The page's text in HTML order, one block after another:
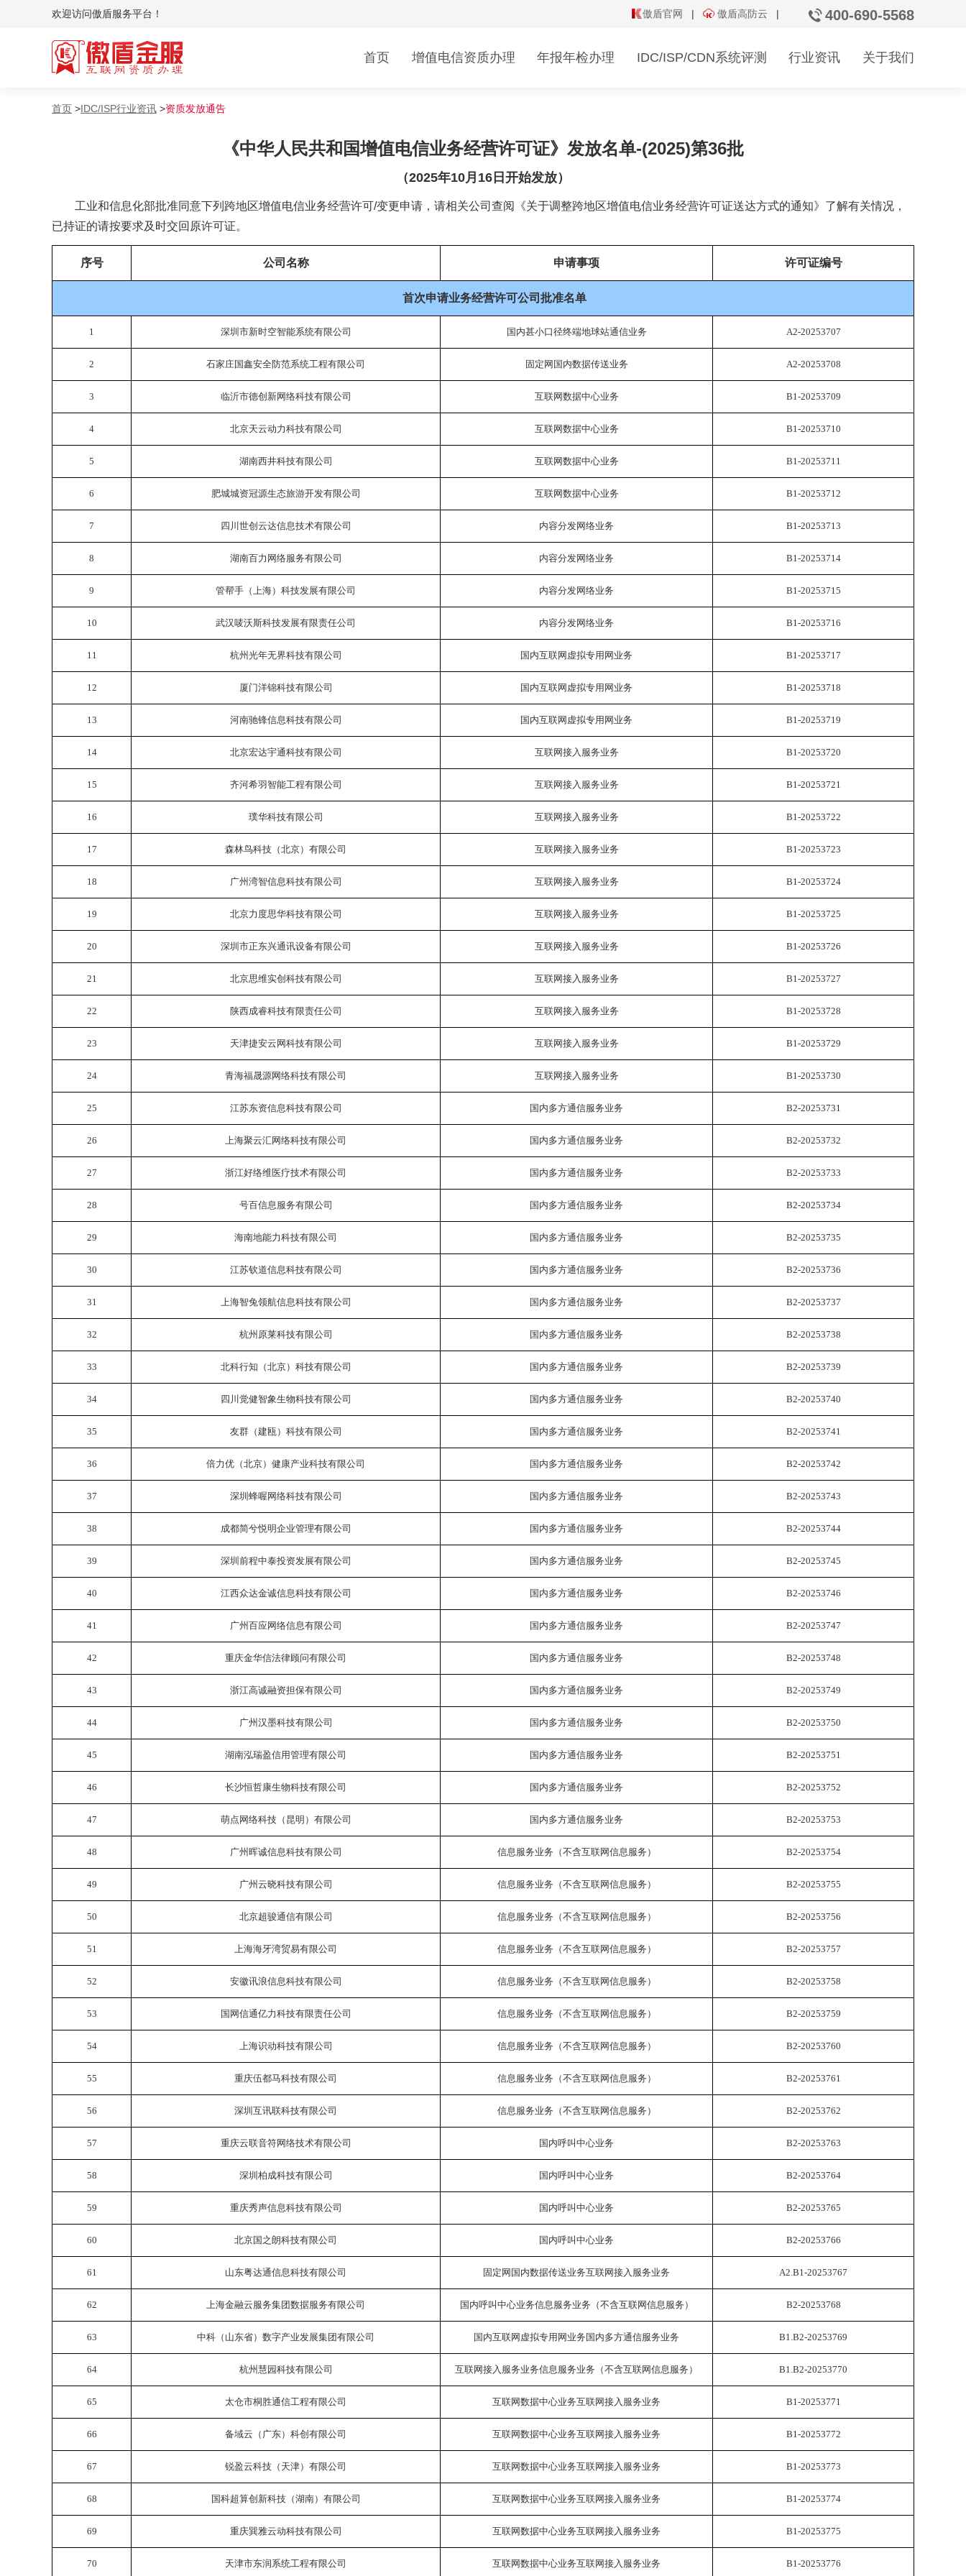
欢迎访问傲盾服务平台！ 傲盾官网 | 傲盾高防云 | 400-690-5568
首页 增值电信资质办理 年报年检办理 IDC/ISP/CDN系统评测 行业资讯 关于我们
变更/年检 变更 年检
备案管理系统评测
行业年度报告 行业产业资讯 资质发放通告
公司简介 企业文化 联系我们
首页 >IDC/ISP行业资讯 >资质发放通告
《中华人民共和国增值电信业务经营许可证》发放名单-(2025)第36批
（2025年10月16日开始发放）
工业和信息化部批准同意下列跨地区增值电信业务经营许可/变更申请，请相关公司查阅《关于调整跨地区增值电信业务经营许可证送达方式的通知》了解有关情况，
已持证的请按要求及时交回原许可证。
序号 公司名称 申请事项 许可证编号
首次申请业务经营许可公司批准名单
1 深圳市新时空智能系统有限公司 国内甚小口径终端地球站通信业务 A2-20253707
2 石家庄国鑫安全防范系统工程有限公司 固定网国内数据传送业务 A2-20253708
3 临沂市德创新网络科技有限公司 互联网数据中心业务 B1-20253709
4 北京天云动力科技有限公司 互联网数据中心业务 B1-20253710
5 湖南西井科技有限公司 互联网数据中心业务 B1-20253711
6 肥城城资冠源生态旅游开发有限公司 互联网数据中心业务 B1-20253712
7 四川世创云达信息技术有限公司 内容分发网络业务 B1-20253713
8 湖南百力网络服务有限公司 内容分发网络业务 B1-20253714
9 管帮手（上海）科技发展有限公司 内容分发网络业务 B1-20253715
10 武汉唛沃斯科技发展有限责任公司 内容分发网络业务 B1-20253716
11 杭州光年无界科技有限公司 国内互联网虚拟专用网业务 B1-20253717
12 厦门洋锦科技有限公司 国内互联网虚拟专用网业务 B1-20253718
13 河南驰锋信息科技有限公司 国内互联网虚拟专用网业务 B1-20253719
14 北京宏达宇通科技有限公司 互联网接入服务业务 B1-20253720
15 齐河希羽智能工程有限公司 互联网接入服务业务 B1-20253721
16 璞华科技有限公司 互联网接入服务业务 B1-20253722
17 森林鸟科技（北京）有限公司 互联网接入服务业务 B1-20253723
18 广州湾智信息科技有限公司 互联网接入服务业务 B1-20253724
19 北京力度思华科技有限公司 互联网接入服务业务 B1-20253725
20 深圳市正东兴通讯设备有限公司 互联网接入服务业务 B1-20253726
21 北京思维实创科技有限公司 互联网接入服务业务 B1-20253727
22 陕西成睿科技有限责任公司 互联网接入服务业务 B1-20253728
23 天津捷安云网科技有限公司 互联网接入服务业务 B1-20253729
24 青海福晟源网络科技有限公司 互联网接入服务业务 B1-20253730
25 江苏东资信息科技有限公司 国内多方通信服务业务 B2-20253731
26 上海聚云汇网络科技有限公司 国内多方通信服务业务 B2-20253732
27 浙江好络维医疗技术有限公司 国内多方通信服务业务 B2-20253733
28 号百信息服务有限公司 国内多方通信服务业务 B2-20253734
29 海南地能力科技有限公司 国内多方通信服务业务 B2-20253735
30 江苏钦道信息科技有限公司 国内多方通信服务业务 B2-20253736
31 上海智兔领航信息科技有限公司 国内多方通信服务业务 B2-20253737
32 杭州原莱科技有限公司 国内多方通信服务业务 B2-20253738
33 北科行知（北京）科技有限公司 国内多方通信服务业务 B2-20253739
34 四川觉健智象生物科技有限公司 国内多方通信服务业务 B2-20253740
35 友群（建瓯）科技有限公司 国内多方通信服务业务 B2-20253741
36 倍力优（北京）健康产业科技有限公司 国内多方通信服务业务 B2-20253742
37 深圳蜂喔网络科技有限公司 国内多方通信服务业务 B2-20253743
38 成都简兮悦明企业管理有限公司 国内多方通信服务业务 B2-20253744
39 深圳前程中泰投资发展有限公司 国内多方通信服务业务 B2-20253745
40 江西众达金诚信息科技有限公司 国内多方通信服务业务 B2-20253746
41 广州百应网络信息有限公司 国内多方通信服务业务 B2-20253747
42 重庆金华信法律顾问有限公司 国内多方通信服务业务 B2-20253748
43 浙江高诚融资担保有限公司 国内多方通信服务业务 B2-20253749
44 广州汉墨科技有限公司 国内多方通信服务业务 B2-20253750
45 湖南泓瑞盈信用管理有限公司 国内多方通信服务业务 B2-20253751
46 长沙恒哲康生物科技有限公司 国内多方通信服务业务 B2-20253752
47 萌点网络科技（昆明）有限公司 国内多方通信服务业务 B2-20253753
48 广州晖诚信息科技有限公司 信息服务业务（不含互联网信息服务） B2-20253754
49 广州云晓科技有限公司 信息服务业务（不含互联网信息服务） B2-20253755
50 北京超骏通信有限公司 信息服务业务（不含互联网信息服务） B2-20253756
51 上海海牙湾贸易有限公司 信息服务业务（不含互联网信息服务） B2-20253757
52 安徽讯浪信息科技有限公司 信息服务业务（不含互联网信息服务） B2-20253758
53 国网信通亿力科技有限责任公司 信息服务业务（不含互联网信息服务） B2-20253759
54 上海识动科技有限公司 信息服务业务（不含互联网信息服务） B2-20253760
55 重庆伍都马科技有限公司 信息服务业务（不含互联网信息服务） B2-20253761
56 深圳互讯联科技有限公司 信息服务业务（不含互联网信息服务） B2-20253762
57 重庆云联音符网络技术有限公司 国内呼叫中心业务 B2-20253763
58 深圳柏成科技有限公司 国内呼叫中心业务 B2-20253764
59 重庆秀声信息科技有限公司 国内呼叫中心业务 B2-20253765
60 北京国之朗科技有限公司 国内呼叫中心业务 B2-20253766
61 山东粤达通信息科技有限公司 固定网国内数据传送业务互联网接入服务业务 A2.B1-20253767
62 上海金融云服务集团数据服务有限公司 国内呼叫中心业务信息服务业务（不含互联网信息服务） B2-20253768
63 中科（山东省）数字产业发展集团有限公司 国内互联网虚拟专用网业务国内多方通信服务业务 B1.B2-20253769
64 杭州慧园科技有限公司 互联网接入服务业务信息服务业务（不含互联网信息服务） B1.B2-20253770
65 太仓市桐胜通信工程有限公司 互联网数据中心业务互联网接入服务业务 B1-20253771
66 备域云（广东）科创有限公司 互联网数据中心业务互联网接入服务业务 B1-20253772
67 锐盈云科技（天津）有限公司 互联网数据中心业务互联网接入服务业务 B1-20253773
68 国科超算创新科技（湖南）有限公司 互联网数据中心业务互联网接入服务业务 B1-20253774
69 重庆巽雅云动科技有限公司 互联网数据中心业务互联网接入服务业务 B1-20253775
70 天津市东润系统工程有限公司 互联网数据中心业务互联网接入服务业务 B1-20253776